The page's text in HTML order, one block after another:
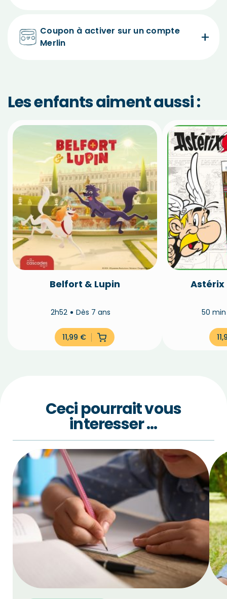
Coupon à activer sur un compte
Merlin
Les enfants aiment aussi :
Belfort & Lupin
2h52 Dès 7 ans
11,99 €
50
Ceci pourrait vous
interesser …